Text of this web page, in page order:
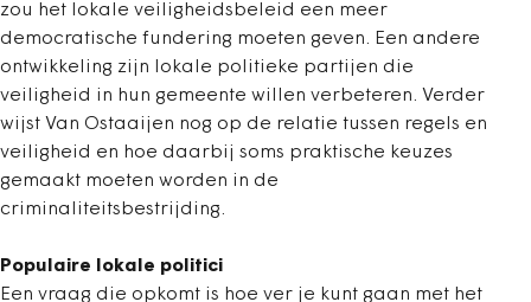
zou het lokale veiligheidsbeleid een meer
democratische fundering moeten geven. Een andere
ontwikkeling zijn lokale politieke partijen die
veiligheid in hun gemeente willen verbeteren. Verder
wijst Van Ostaaijen nog op de relatie tussen regels en
veiligheid en hoe daarbij soms praktische keuzes
gemaakt moeten worden in de
criminaliteitsbestrijding.
Populaire lokale politici
Een vraag die opkomt is hoe ver je kunt gaan met het